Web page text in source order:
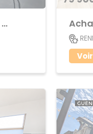
Achat Appartement centre ville